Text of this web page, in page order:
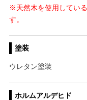
※天然木を使用してい
す。
塗装
ウレタン塗装
ホルムアルデヒド